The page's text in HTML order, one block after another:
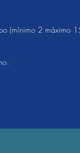
(mínimo 2 máximo